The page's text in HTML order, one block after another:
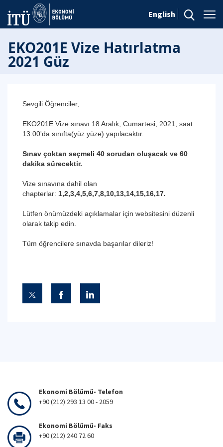
English
EKO201E Vize Hatırlatma
2021 Güz
Sevgili Öğrenciler,
EKO201E Vize sınavı 18 Aralık, Cumartesi, 2021, saat
13:00'da sınıfta(yüz yüze) yapılacaktır.
Sınav çoktan seçmeli 40 sorudan oluşacak ve 60
dakika sürecektir.
Vize sınavına dahil olan
chapterlar: 1,2,3,4,5,6,7,8,10,13,14,15,16,17.
Lütfen önümüzdeki açıklamalar için websitesini düzenli
olarak takip edin.
Tüm öğrencilere sınavda başarılar dileriz!
Ekonomi Bölümü- Telefon
+90 (212) 293 13 00 - 2059
Ekonomi Bölümü- Faks
+90 (212) 240 72 60